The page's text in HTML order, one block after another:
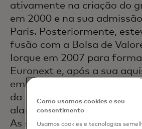
ativamente na criação do
em 2000 e na sua
Paris. Posteriormente,
fusão com a Bolsa de
Iorque em 2007 para
Euronext e, após a sua
em 2013, na subsequente
da Euronext em 2014,
alargamento às bolsas de
As suas responsabilidades
Como usamos cookies e seu
consentimento
Usamos cookies e tecnologias